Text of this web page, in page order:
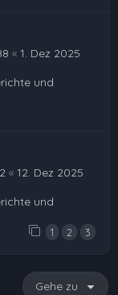
« 1. Dez 2025
und
« 12. Dez 2025
und
1 2 3
Gehe zu